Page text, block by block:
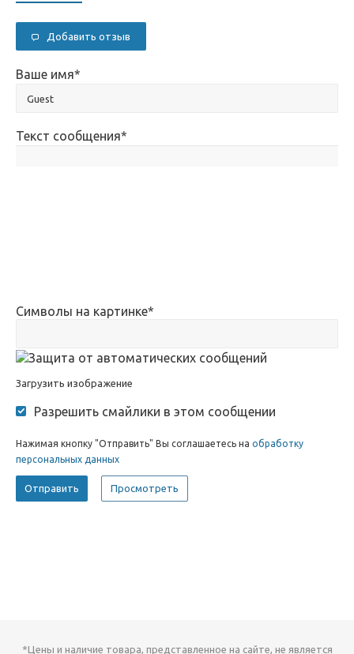
Добавить отзыв
Ваше имя*
Текст сообщения*
Символы на картинке*
Загрузить изображение
Разрешить смайлики в этом сообщении
Нажимая кнопку "Отправить" Вы соглашаетесь на обработку
персональных данных
*Цены и наличие товара, представленное на сайте, не является